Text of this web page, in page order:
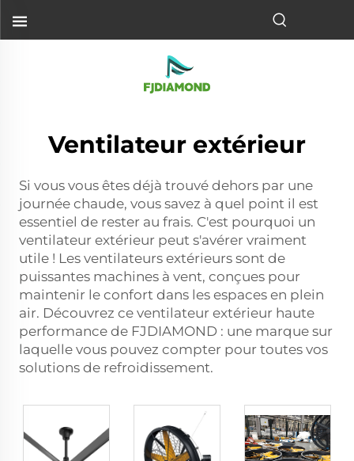
Ventilateur extérieur
Si vous vous êtes déjà trouvé dehors par une
journée chaude, vous savez à quel point il est
essentiel de rester au frais. C'est pourquoi un
ventilateur extérieur peut s'avérer vraiment
utile ! Les ventilateurs extérieurs sont de
puissantes machines à vent, conçues pour
maintenir le confort dans les espaces en plein
air. Découvrez ce ventilateur extérieur haute
performance de FJDIAMOND : une marque sur
laquelle vous pouvez compter pour toutes vos
solutions de refroidissement.